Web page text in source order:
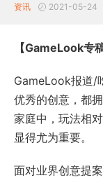
资讯 2021-05-24
【GameLook专
GameLook报道/
优秀的创意，都
家庭中，玩法相
显得尤为重要。
面对业界创意提